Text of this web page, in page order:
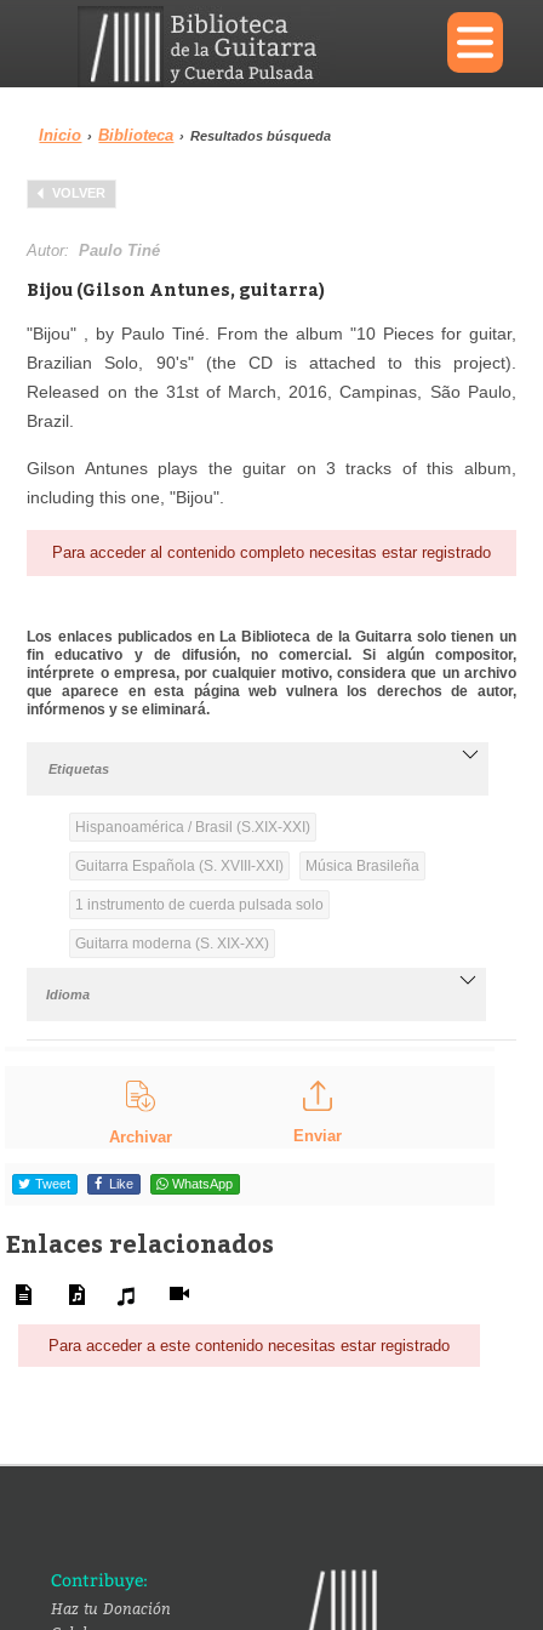
×
Menu
Biblioteca
Área personal Reproductor
Inicio › Biblioteca › Resultados búsqueda
VOLVER
Autor:Paulo Tiné
Bijou (Gilson Antunes, guitarra)
"Bijou" , by Paulo Tiné. From the album "10 Pieces for guitar,
Brazilian Solo, 90's" (the CD is attached to this project).
Released on the 31st of March, 2016, Campinas, São Paulo,
Brazil.
Gilson Antunes plays the guitar on 3 tracks of this album,
including this one, "Bijou".
Para acceder al contenido completo necesitas estar registrado
Los enlaces publicados en La Biblioteca de la Guitarra solo tienen un
fin educativo y de difusión, no comercial. Si algún compositor,
intérprete o empresa, por cualquier motivo, considera que un archivo
que aparece en esta página web vulnera los derechos de autor,
infórmenos y se eliminará.
Etiquetas
Hispanoamérica / Brasil (S.XIX-XXI)
Guitarra Española (S. XVIII-XXI) Música Brasileña
1 instrumento de cuerda pulsada solo
Guitarra moderna (S. XIX-XX)
Idioma
Archivar Enviar
Tweet Like WhatsApp
Enlaces relacionados
Para acceder a este contenido necesitas estar registrado
Contribuye:
Haz tu Donación